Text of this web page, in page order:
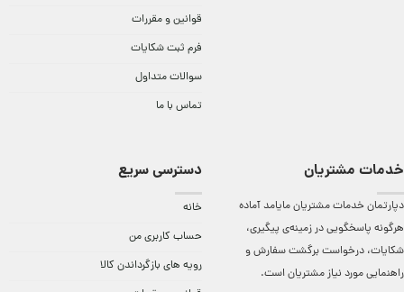
قوانین و مقررات
فرم ثبت شکایات
سوالات متداول
تماس با ما
خدمات مشتریان
دپارتمان خدمات مشتریان مایامد آماده
هرگونه پاسخگویی در زمینه‌ی پیگیری،
شکایات، درخواست برگشت سفارش و
راهنمایی مورد نیاز مشتریان است.
دسترسی سریع
خانه
حساب کاربری من
رویه های بازگرداندن کالا